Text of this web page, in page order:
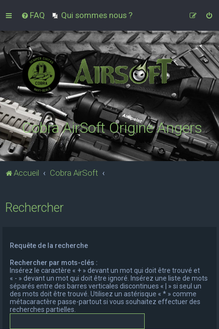
FAQ Qui sommes nous ?
Cobra AirSoft Origine Angers
Accueil Cobra AirSoft
Rechercher
Requête de la recherche
Rechercher par mots-clés :
Insérez le caractère « + » devant un mot qui doit être trouvé et
« - » devant un mot qui doit être ignoré. Insérez une liste de mots
séparés entre des barres verticales discontinues « | » si seul un
des mots doit être trouvé. Utilisez un astérisque « * » comme
métacaractère passe-partout si vous souhaitez effectuer des
recherches partielles.